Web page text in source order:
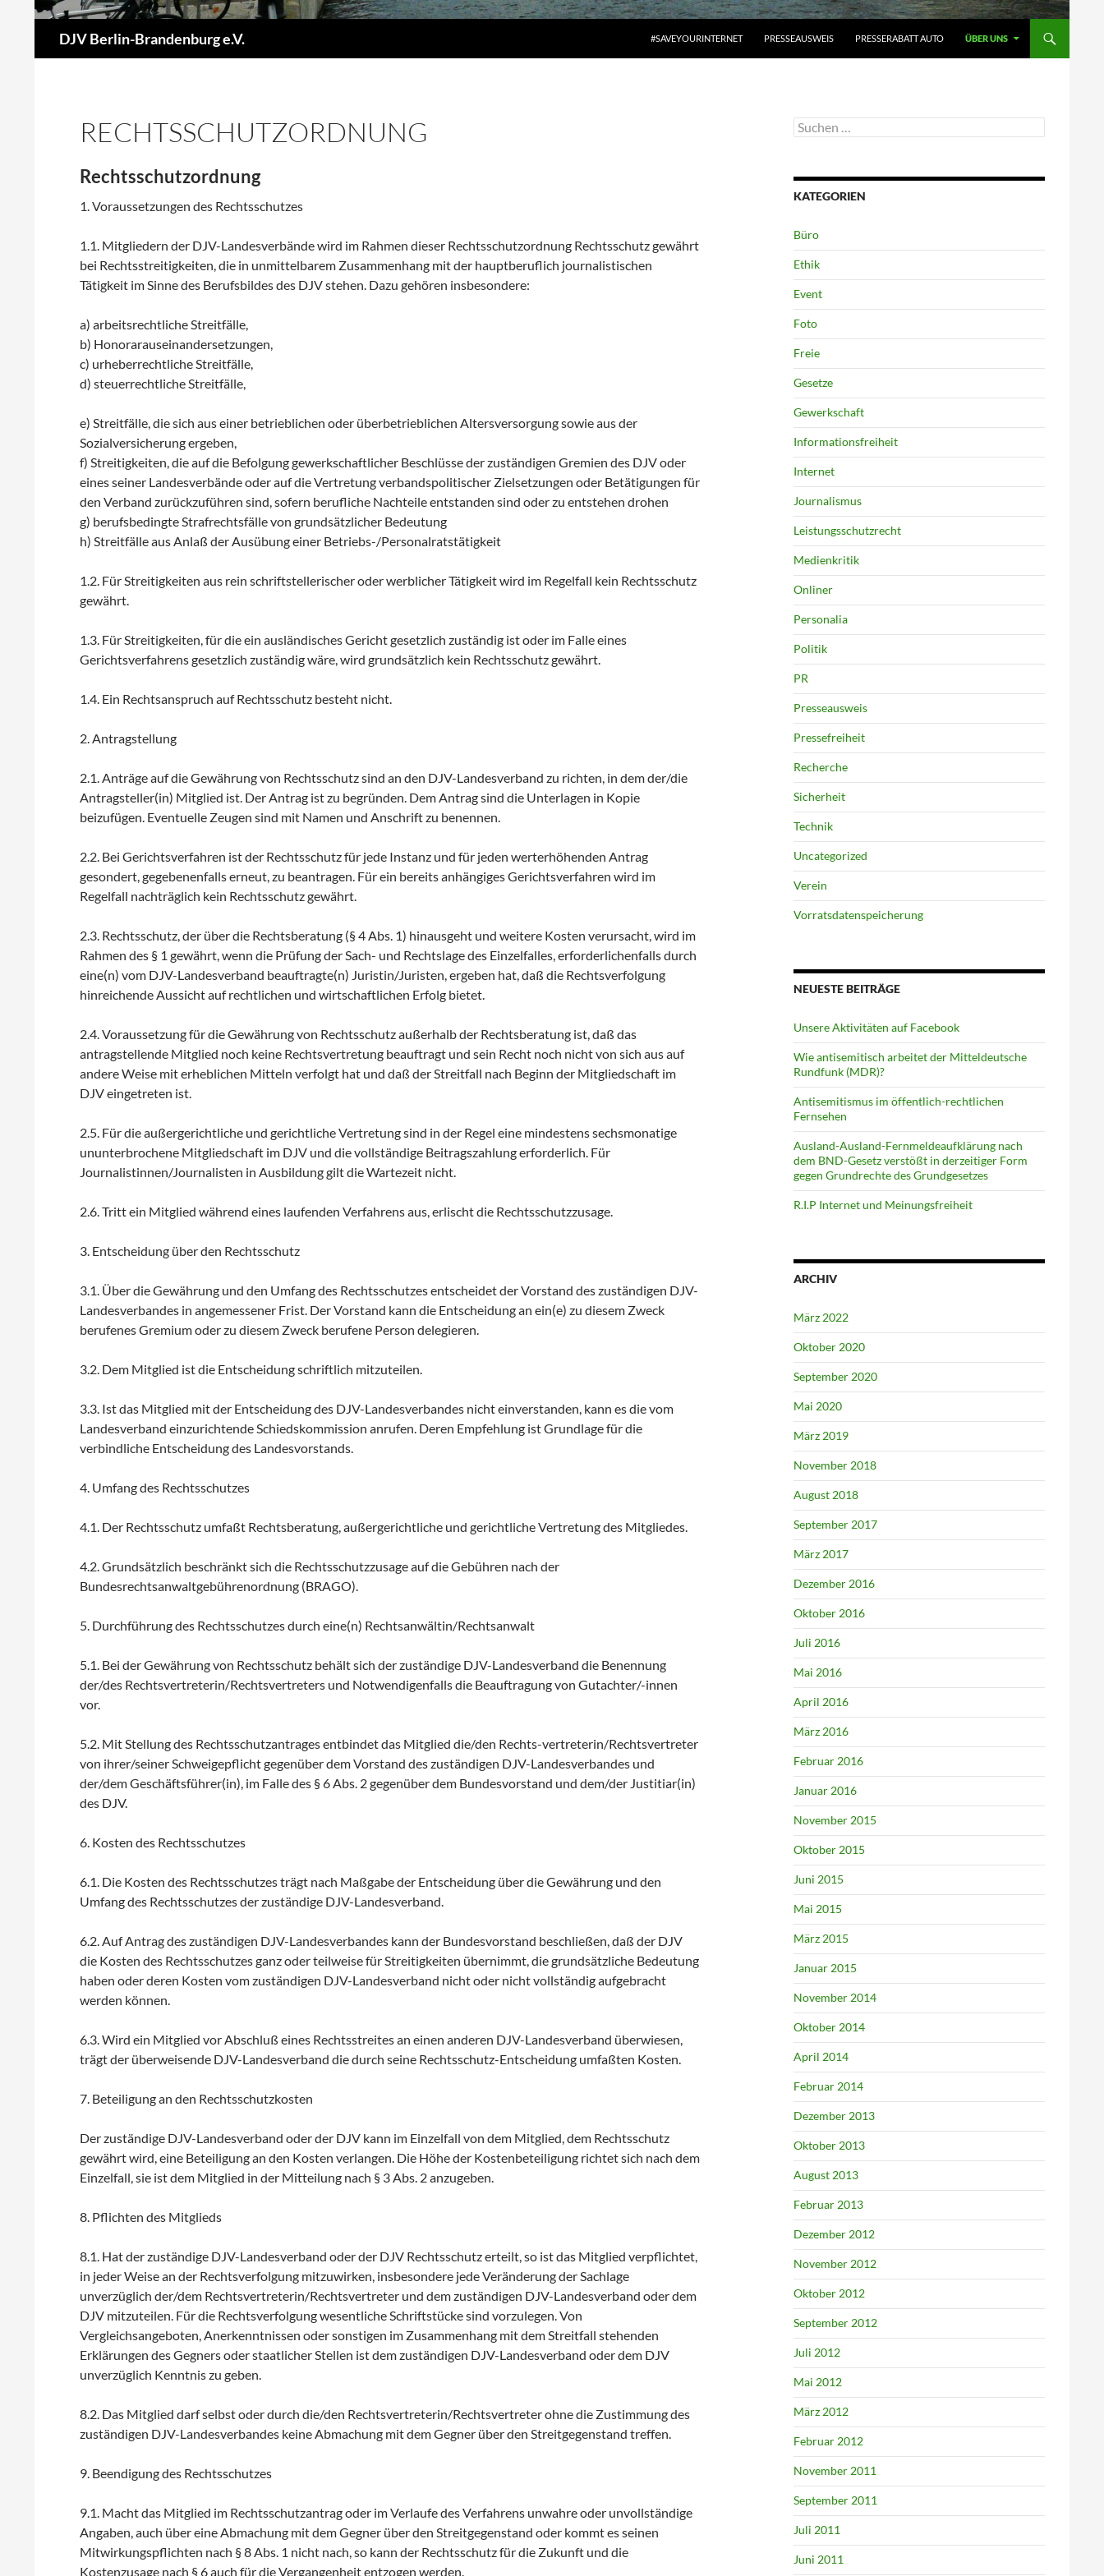
DJV Berlin-Brandenburg e.V. #SAVEYOURINTERNET PRESSEAUSWEIS PRESSERABATT AUTO ÜBER UNS
RECHTSSCHUTZORDNUNG
Rechtsschutzordnung
1. Voraussetzungen des Rechtsschutzes
1.1. Mitgliedern der DJV-Landesverbände wird im Rahmen dieser Rechtsschutzordnung Rechtsschutz gewährt
bei Rechtsstreitigkeiten, die in unmittelbarem Zusammenhang mit der hauptberuflich journalistischen
Tätigkeit im Sinne des Berufsbildes des DJV stehen. Dazu gehören insbesondere:
a) arbeitsrechtliche Streitfälle,
b) Honorarauseinandersetzungen,
c) urheberrechtliche Streitfälle,
d) steuerrechtliche Streitfälle,
e) Streitfälle, die sich aus einer betrieblichen oder überbetrieblichen Altersversorgung sowie aus der
Sozialversicherung ergeben,
f) Streitigkeiten, die auf die Befolgung gewerkschaftlicher Beschlüsse der zuständigen Gremien des DJV oder
eines seiner Landesverbände oder auf die Vertretung verbandspolitischer Zielsetzungen oder Betätigungen für
den Verband zurückzuführen sind, sofern berufliche Nachteile entstanden sind oder zu entstehen drohen
g) berufsbedingte Strafrechtsfälle von grundsätzlicher Bedeutung
h) Streitfälle aus Anlaß der Ausübung einer Betriebs-/Personalratstätigkeit
1.2. Für Streitigkeiten aus rein schriftstellerischer oder werblicher Tätigkeit wird im Regelfall kein Rechtsschutz
gewährt.
1.3. Für Streitigkeiten, für die ein ausländisches Gericht gesetzlich zuständig ist oder im Falle eines
Gerichtsverfahrens gesetzlich zuständig wäre, wird grundsätzlich kein Rechtsschutz gewährt.
1.4. Ein Rechtsanspruch auf Rechtsschutz besteht nicht.
2. Antragstellung
2.1. Anträge auf die Gewährung von Rechtsschutz sind an den DJV-Landesverband zu richten, in dem der/die
Antragsteller(in) Mitglied ist. Der Antrag ist zu begründen. Dem Antrag sind die Unterlagen in Kopie
beizufügen. Eventuelle Zeugen sind mit Namen und Anschrift zu benennen.
2.2. Bei Gerichtsverfahren ist der Rechtsschutz für jede Instanz und für jeden werterhöhenden Antrag
gesondert, gegebenenfalls erneut, zu beantragen. Für ein bereits anhängiges Gerichtsverfahren wird im
Regelfall nachträglich kein Rechtsschutz gewährt.
2.3. Rechtsschutz, der über die Rechtsberatung (§ 4 Abs. 1) hinausgeht und weitere Kosten verursacht, wird im
Rahmen des § 1 gewährt, wenn die Prüfung der Sach- und Rechtslage des Einzelfalles, erforderlichenfalls durch
eine(n) vom DJV-Landesverband beauftragte(n) Juristin/Juristen, ergeben hat, daß die Rechtsverfolgung
hinreichende Aussicht auf rechtlichen und wirtschaftlichen Erfolg bietet.
2.4. Voraussetzung für die Gewährung von Rechtsschutz außerhalb der Rechtsberatung ist, daß das
antragstellende Mitglied noch keine Rechtsvertretung beauftragt und sein Recht noch nicht von sich aus auf
andere Weise mit erheblichen Mitteln verfolgt hat und daß der Streitfall nach Beginn der Mitgliedschaft im
DJV eingetreten ist.
2.5. Für die außergerichtliche und gerichtliche Vertretung sind in der Regel eine mindestens sechsmonatige
ununterbrochene Mitgliedschaft im DJV und die vollständige Beitragszahlung erforderlich. Für
Journalistinnen/Journalisten in Ausbildung gilt die Wartezeit nicht.
2.6. Tritt ein Mitglied während eines laufenden Verfahrens aus, erlischt die Rechtsschutzzusage.
3. Entscheidung über den Rechtsschutz
3.1. Über die Gewährung und den Umfang des Rechtsschutzes entscheidet der Vorstand des zuständigen DJV-
Landesverbandes in angemessener Frist. Der Vorstand kann die Entscheidung an ein(e) zu diesem Zweck
berufenes Gremium oder zu diesem Zweck berufene Person delegieren.
3.2. Dem Mitglied ist die Entscheidung schriftlich mitzuteilen.
3.3. Ist das Mitglied mit der Entscheidung des DJV-Landesverbandes nicht einverstanden, kann es die vom
Landesverband einzurichtende Schiedskommission anrufen. Deren Empfehlung ist Grundlage für die
verbindliche Entscheidung des Landesvorstands.
4. Umfang des Rechtsschutzes
4.1. Der Rechtsschutz umfaßt Rechtsberatung, außergerichtliche und gerichtliche Vertretung des Mitgliedes.
4.2. Grundsätzlich beschränkt sich die Rechtsschutzzusage auf die Gebühren nach der
Bundesrechtsanwaltgebührenordnung (BRAGO).
5. Durchführung des Rechtsschutzes durch eine(n) Rechtsanwältin/Rechtsanwalt
5.1. Bei der Gewährung von Rechtsschutz behält sich der zuständige DJV-Landesverband die Benennung
der/des Rechtsvertreterin/Rechtsvertreters und Notwendigenfalls die Beauftragung von Gutachter/-innen
vor.
5.2. Mit Stellung des Rechtsschutzantrages entbindet das Mitglied die/den Rechts-vertreterin/Rechtsvertreter
von ihrer/seiner Schweigepflicht gegenüber dem Vorstand des zuständigen DJV-Landesverbandes und
der/dem Geschäftsführer(in), im Falle des § 6 Abs. 2 gegenüber dem Bundesvorstand und dem/der Justitiar(in)
des DJV.
6. Kosten des Rechtsschutzes
6.1. Die Kosten des Rechtsschutzes trägt nach Maßgabe der Entscheidung über die Gewährung und den
Umfang des Rechtsschutzes der zuständige DJV-Landesverband.
6.2. Auf Antrag des zuständigen DJV-Landesverbandes kann der Bundesvorstand beschließen, daß der DJV
die Kosten des Rechtsschutzes ganz oder teilweise für Streitigkeiten übernimmt, die grundsätzliche Bedeutung
haben oder deren Kosten vom zuständigen DJV-Landesverband nicht oder nicht vollständig aufgebracht
werden können.
6.3. Wird ein Mitglied vor Abschluß eines Rechtsstreites an einen anderen DJV-Landesverband überwiesen,
trägt der überweisende DJV-Landesverband die durch seine Rechtsschutz-Entscheidung umfaßten Kosten.
7. Beteiligung an den Rechtsschutzkosten
Der zuständige DJV-Landesverband oder der DJV kann im Einzelfall von dem Mitglied, dem Rechtsschutz
gewährt wird, eine Beteiligung an den Kosten verlangen. Die Höhe der Kostenbeteiligung richtet sich nach dem
Einzelfall, sie ist dem Mitglied in der Mitteilung nach § 3 Abs. 2 anzugeben.
8. Pflichten des Mitglieds
8.1. Hat der zuständige DJV-Landesverband oder der DJV Rechtsschutz erteilt, so ist das Mitglied verpflichtet,
in jeder Weise an der Rechtsverfolgung mitzuwirken, insbesondere jede Veränderung der Sachlage
unverzüglich der/dem Rechtsvertreterin/Rechtsvertreter und dem zuständigen DJV-Landesverband oder dem
DJV mitzuteilen. Für die Rechtsverfolgung wesentliche Schriftstücke sind vorzulegen. Von
Vergleichsangeboten, Anerkenntnissen oder sonstigen im Zusammenhang mit dem Streitfall stehenden
Erklärungen des Gegners oder staatlicher Stellen ist dem zuständigen DJV-Landesverband oder dem DJV
unverzüglich Kenntnis zu geben.
8.2. Das Mitglied darf selbst oder durch die/den Rechtsvertreterin/Rechtsvertreter ohne die Zustimmung des
zuständigen DJV-Landesverbandes keine Abmachung mit dem Gegner über den Streitgegenstand treffen.
9. Beendigung des Rechtsschutzes
9.1. Macht das Mitglied im Rechtsschutzantrag oder im Verlaufe des Verfahrens unwahre oder unvollständige
Angaben, auch über eine Abmachung mit dem Gegner über den Streitgegenstand oder kommt es seinen
Mitwirkungspflichten nach § 8 Abs. 1 nicht nach, so kann der Rechtsschutz für die Zukunft und die
Kostenzusage nach § 6 auch für die Vergangenheit entzogen werden.
Suchen
nach:
KATEGORIEN
Büro
Ethik
Event
Foto
Freie
Gesetze
Gewerkschaft
Informationsfreiheit
Internet
Journalismus
Leistungsschutzrecht
Medienkritik
Onliner
Personalia
Politik
PR
Presseausweis
Pressefreiheit
Recherche
Sicherheit
Technik
Uncategorized
Verein
Vorratsdatenspeicherung
NEUESTE BEITRÄGE
Unsere Aktivitäten auf Facebook
Wie antisemitisch arbeitet der Mitteldeutsche
Rundfunk (MDR)?
Antisemitismus im öffentlich-rechtlichen
Fernsehen
Ausland-Ausland-Fernmeldeaufklärung nach
dem BND-Gesetz verstößt in derzeitiger Form
gegen Grundrechte des Grundgesetzes
R.I.P Internet und Meinungsfreiheit
ARCHIV
März 2022
Oktober 2020
September 2020
Mai 2020
März 2019
November 2018
August 2018
September 2017
März 2017
Dezember 2016
Oktober 2016
Juli 2016
Mai 2016
April 2016
März 2016
Februar 2016
Januar 2016
November 2015
Oktober 2015
Juni 2015
Mai 2015
März 2015
Januar 2015
November 2014
Oktober 2014
April 2014
Februar 2014
Dezember 2013
Oktober 2013
August 2013
Februar 2013
Dezember 2012
November 2012
Oktober 2012
September 2012
Juli 2012
Mai 2012
März 2012
Februar 2012
November 2011
September 2011
Juli 2011
Juni 2011